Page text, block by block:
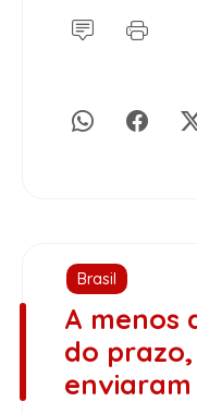
Brasil
A menos
do